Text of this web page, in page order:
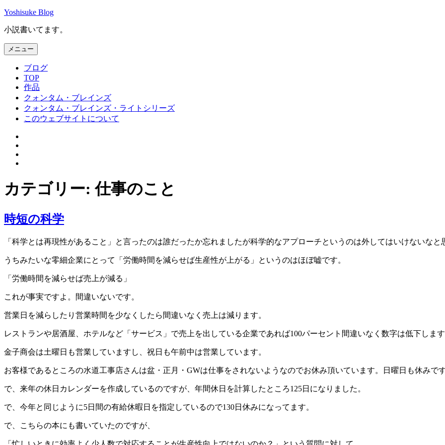
コ
テ
ン
ツ
Yoshisuke Blog
小説書いてます。
メニュー
ブログ
TOP
作品
クォンタム・ブレインズ
クォンタム・ブレインズ・ライトシリーズ
このウェブサイトについて
ル
カテゴリー:仕事のこと
時短の科学
「科学とは再現性があること」と言ったのは誰だったか忘れましたが科学的なアプローチというのは外してはいけないなと
うちみたいな零細企業にとって「労働時間を減らせば生産性が上がる」というのはほぼ嘘です。
「労働時間を減らせば売上が減る」
これが事実ですよ。間違いないです。
営業日を減らしたり営業時間を少なくしたら間違いなく売上は減ります。
レストランや居酒屋、ホテルなど「サービス」で売上を出している企業であれば100パーセント間違いなく数字は低下します
金子商会は土曜日も営業していますし、祝日も午前中は営業しています。
お客様であるところの水道工事店さんは盆・正月・GWは仕事をされないようなのでお休み頂いています。日曜日も休みです
で、来年の休日カレンダーを作成しているのですが、年間休日を計算したところ125日になりました。
で、今年と同じように5日間の有給休暇日を指定しているので130日休みになってます。
で、こちらの本にも書いていたのですが、